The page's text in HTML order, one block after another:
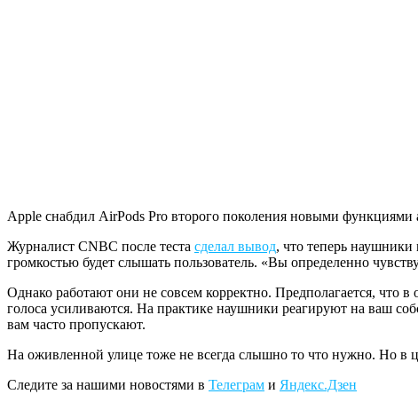
Apple снабдил AirPods Pro второго поколения новыми
Журналист CNBC после теста сделал вывод, что теперь
громкостью будет слышать пользователь. «Вы определенно
Однако работают они не совсем корректно. Предполагается, что
голоса усиливаются. На практике наушники реагируют на ваш
вам часто пропускают.
На оживленной улице тоже не всегда слышно то что нужно. Но в
Следите за нашими новостями в Телеграм и Яндекс.Дзен